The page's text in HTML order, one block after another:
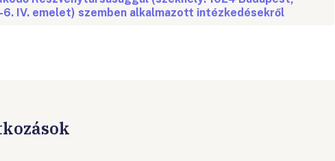
6. IV. emelet) szemben alkalmazott intézkedésekről